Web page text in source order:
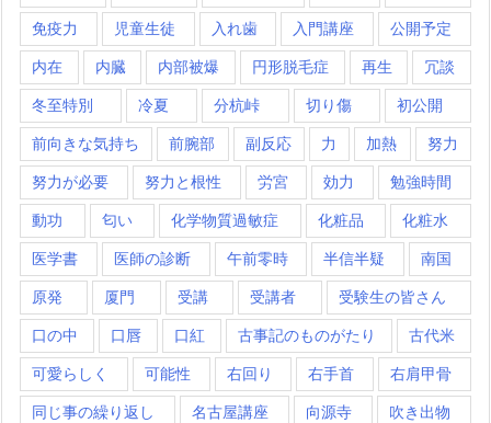
免疫力 児童生徒 入れ歯 入門講座 公開予定
内在 内臓 内部被爆 円形脱毛症 再生 冗談
冬至特別 冷夏 分杭峠 切り傷 初公開
前向きな気持ち 前腕部 副反応 力 加熱 努力
努力が必要 努力と根性 労宮 効力 勉強時間
動功 匂い 化学物質過敏症 化粧品 化粧水
医学書 医師の診断 午前零時 半信半疑 南国
原発 厦門 受講 受講者 受験生の皆さん
口の中 口唇 口紅 古事記のものがたり 古代米
可愛らしく 可能性 右回り 右手首 右肩甲骨
同じ事の繰り返し 名古屋講座 向源寺 吹き出物